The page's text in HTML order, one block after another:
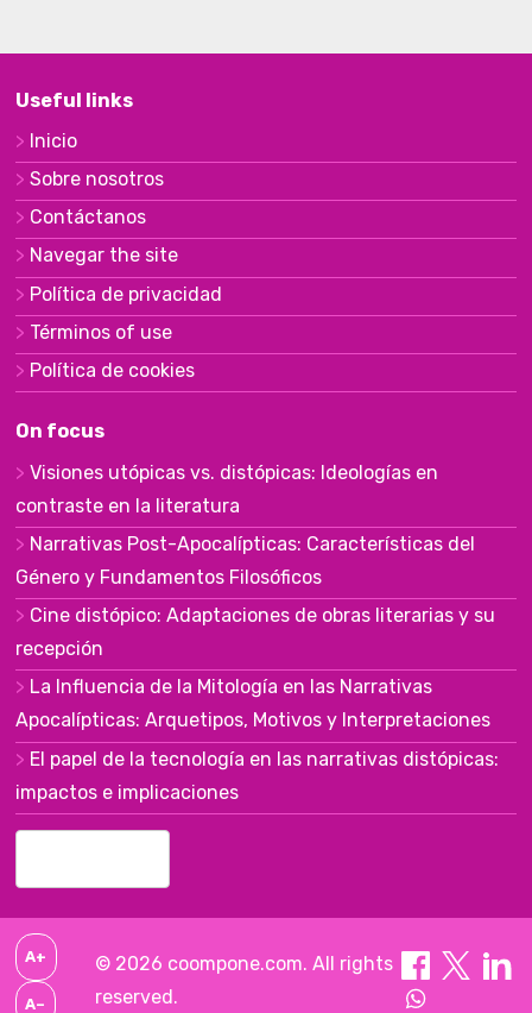
Useful links
Inicio
Sobre nosotros
Contáctanos
Navegar the site
Política de privacidad
Términos of use
Política de cookies
On focus
Visiones utópicas vs. distópicas: Ideologías en
contraste en la literatura
Narrativas Post-Apocalípticas: Características del
Género y Fundamentos Filosóficos
Cine distópico: Adaptaciones de obras literarias y su
recepción
La Influencia de la Mitología en las Narrativas
Apocalípticas: Arquetipos, Motivos y Interpretaciones
El papel de la tecnología en las narrativas distópicas:
impactos e implicaciones
A+
A–
© 2026 coompone.com. All rights
reserved.